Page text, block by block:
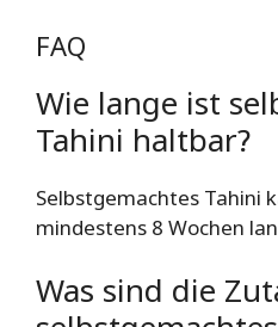
FAQ
Wie lange ist
Tahini haltbar?
Selbstgemachtes Tahini
mindestens 8 Wochen
Was sind die